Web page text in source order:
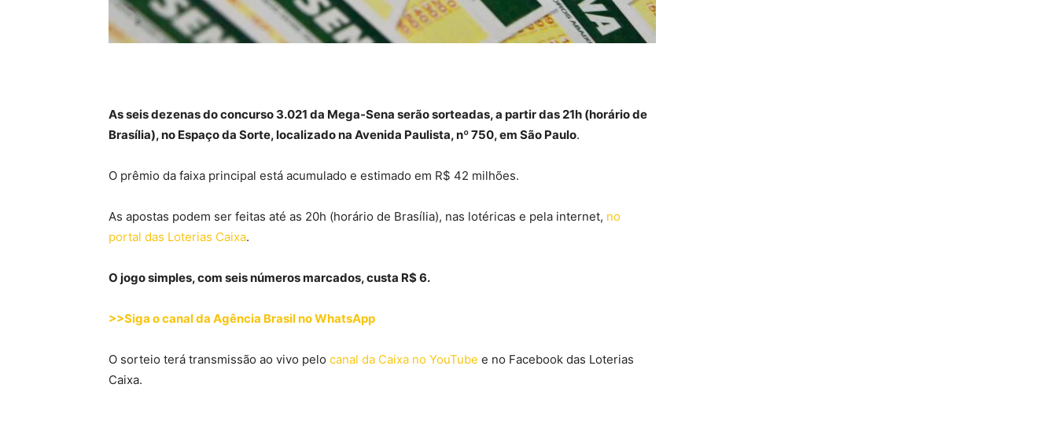
As seis dezenas do concurso 3.021 da Mega-Sena serão sorteadas, a partir das 21h (horário de
Brasília), no Espaço da Sorte, localizado na Avenida Paulista, nº 750, em São Paulo.
O prêmio da faixa principal está acumulado e estimado em R$ 42 milhões.
As apostas podem ser feitas até as 20h (horário de Brasília), nas lotéricas e pela internet, no
portal das Loterias Caixa.
O jogo simples, com seis números marcados, custa R$ 6.
>>Siga o canal da Agência Brasil no WhatsApp
O sorteio terá transmissão ao vivo pelo canal da Caixa no YouTube e no Facebook das Loterias
Caixa.